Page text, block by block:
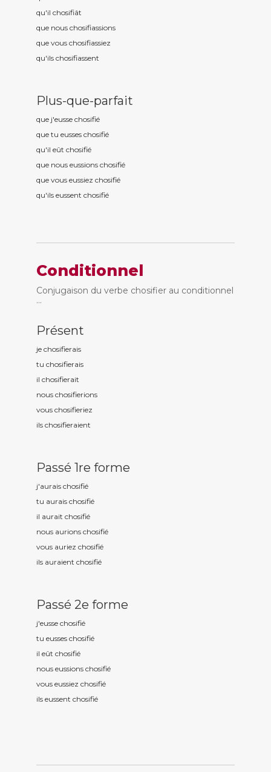
qu'il chosifiât
que nous chosifiassions
que vous chosifiassiez
qu'ils chosifiassent
Plus-que-parfait
que j'eusse chosifié
que tu eusses chosifié
qu'il eût chosifié
que nous eussions chosifié
que vous eussiez chosifié
qu'ils eussent chosifié
Conditionnel
Conjugaison du verbe chosifier au conditionnel
...
Présent
je chosifierais
tu chosifierais
il chosifierait
nous chosifierions
vous chosifieriez
ils chosifieraient
Passé 1re forme
j'aurais chosifié
tu aurais chosifié
il aurait chosifié
nous aurions chosifié
vous auriez chosifié
ils auraient chosifié
Passé 2e forme
j'eusse chosifié
tu eusses chosifié
il eût chosifié
nous eussions chosifié
vous eussiez chosifié
ils eussent chosifié